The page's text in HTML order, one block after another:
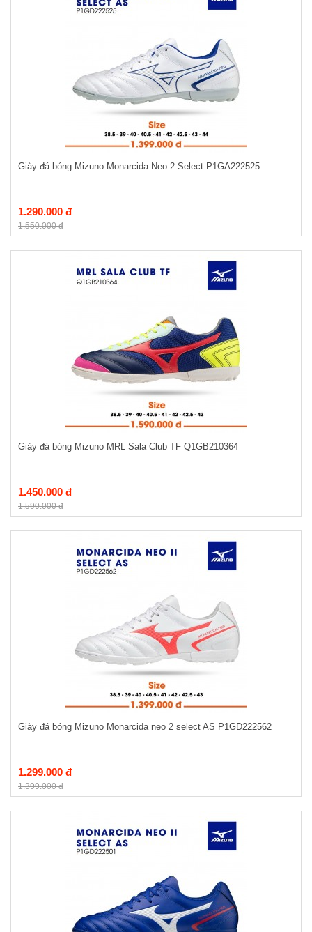
Giày đá bóng Mizuno Monarcida Neo 2 Select P1GA222525
1.290.000 đ
1.550.000 đ
Giày đá bóng Mizuno MRL Sala Club TF Q1GB210364
1.450.000 đ
1.590.000 đ
Giày đá bóng Mizuno Monarcida neo 2 select AS P1GD222562
1.299.000 đ
1.399.000 đ